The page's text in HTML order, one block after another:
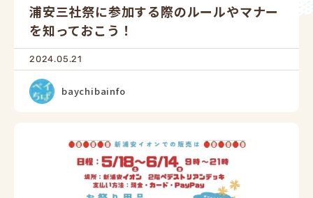
浦安三社祭に参加する際のルールやマナー
を知っておこう！
2024.05.21
baychibainfo